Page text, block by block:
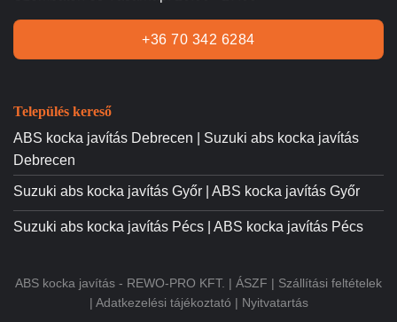
+36 70 342 6284
Település kereső
ABS kocka javítás Debrecen | Suzuki abs kocka javítás
Debrecen
Suzuki abs kocka javítás Győr | ABS kocka javítás Győr
Suzuki abs kocka javítás Pécs | ABS kocka javítás Pécs
ABS kocka javítás - REWO-PRO KFT. | ÁSZF | Szállítási feltételek
| Adatkezelési tájékoztató | Nyitvatartás